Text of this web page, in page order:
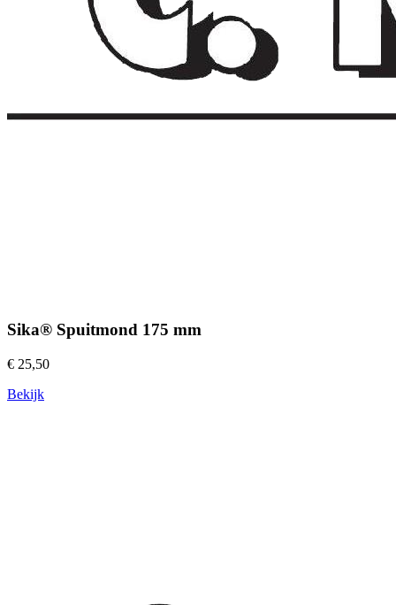
Sika® Spuitmond 175 mm
€ 25,50
Bekijk